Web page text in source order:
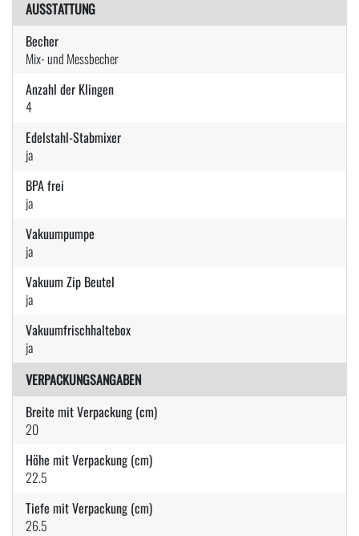
AUSSTATTUNG
Becher
Mix- und Messbecher
Anzahl der Klingen
4
Edelstahl-Stabmixer
ja
BPA frei
ja
Vakuumpumpe
ja
Vakuum Zip Beutel
ja
Vakuumfrischhaltebox
ja
VERPACKUNGSANGABEN
Breite mit Verpackung (cm)
20
Höhe mit Verpackung (cm)
22.5
Tiefe mit Verpackung (cm)
26.5